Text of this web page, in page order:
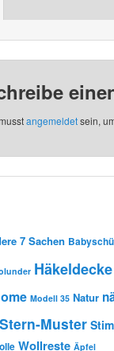
angemeldetsein,
7 Sachen
Häkeldecke
Modell 35 Natur
Stern-Muster
Wollreste Äpfel